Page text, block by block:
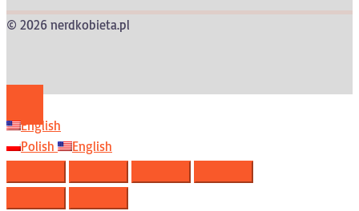
© 2026 nerdkobieta.pl
English
Polish
English